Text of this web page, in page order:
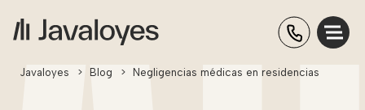
Javaloyes > Blog > Negligencias médicas en residencias